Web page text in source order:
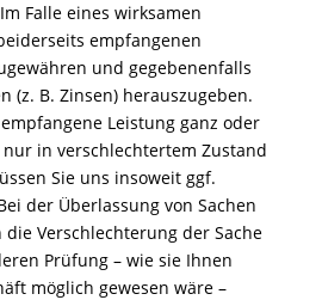
Falle eines wirksamen
empfangenen
und gegebenenfalls
(z. B. Zinsen) herauszugeben.
Leistung ganz oder
in verschlechtertem Zustand
Sie uns insoweit ggf.
der Überlassung von Sachen
Verschlechterung der Sache
Prüfung – wie sie Ihnen
möglich gewesen wäre –